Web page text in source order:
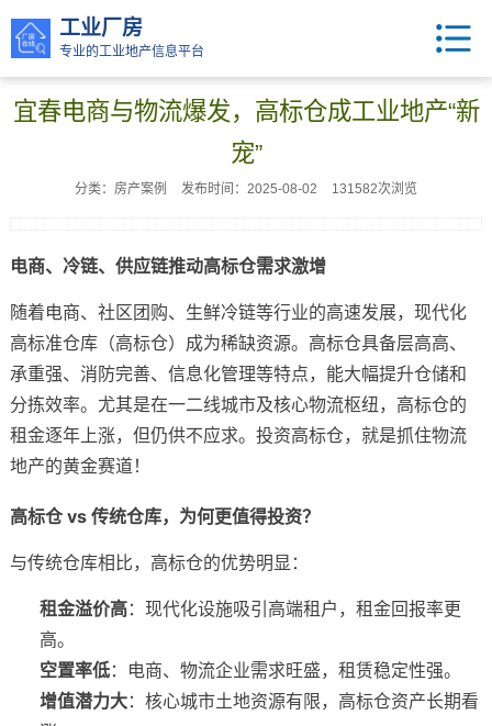
工业厂房
专业的工业地产信息平台
宜春电商与物流爆发，高标仓成工业地产“新
宠”
分类：房产案例 发布时间：2025-08-02 131582次浏览
电商、冷链、供应链推动高标仓需求激增
随着电商、社区团购、生鲜冷链等行业的高速发展，现代化
高标准仓库（高标仓）成为稀缺资源。高标仓具备层高高、
承重强、消防完善、信息化管理等特点，能大幅提升仓储和
分拣效率。尤其是在一二线城市及核心物流枢纽，高标仓的
租金逐年上涨，但仍供不应求。投资高标仓，就是抓住物流
地产的黄金赛道！
高标仓 vs 传统仓库，为何更值得投资？
与传统仓库相比，高标仓的优势明显：
租金溢价高：现代化设施吸引高端租户，租金回报率更
高。
空置率低：电商、物流企业需求旺盛，租赁稳定性强。
增值潜力大：核心城市土地资源有限，高标仓资产长期看